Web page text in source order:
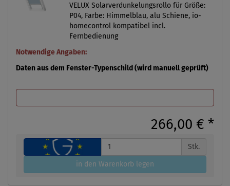
VELUX Solarverdunkelungsrollo für Größe:
P04, Farbe: Himmelblau, alu Schiene, io-
homecontrol kompatibel incl.
Fernbedienung
Notwendige Angaben:
Daten aus dem Fenster-Typenschild (wird manuell geprüft)
266,00 € *
Stk.
in den Warenkorb legen